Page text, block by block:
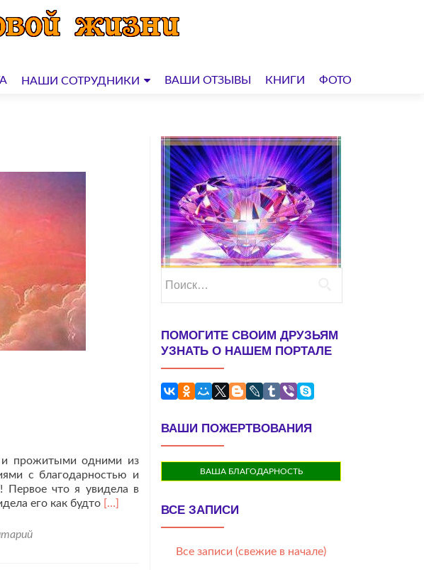
НАШИ СОТРУДНИКИ ВАШИ ОТЗЫВЫ КНИГИ ФОТО
и прожитыми одними из
с благодарностью и
Первое что я увидела в
его как будто Читать
[…]
ПОМОГИТЕ СВОИМ ДРУЗЬЯМ
УЗНАТЬ О НАШЕМ ПОРТАЛЕ
ВАШИ ПОЖЕРТВОВАНИЯ
ВАША БЛАГОДАРНОСТЬ
ВСЕ ЗАПИСИ
Все записи (свежие в начале)